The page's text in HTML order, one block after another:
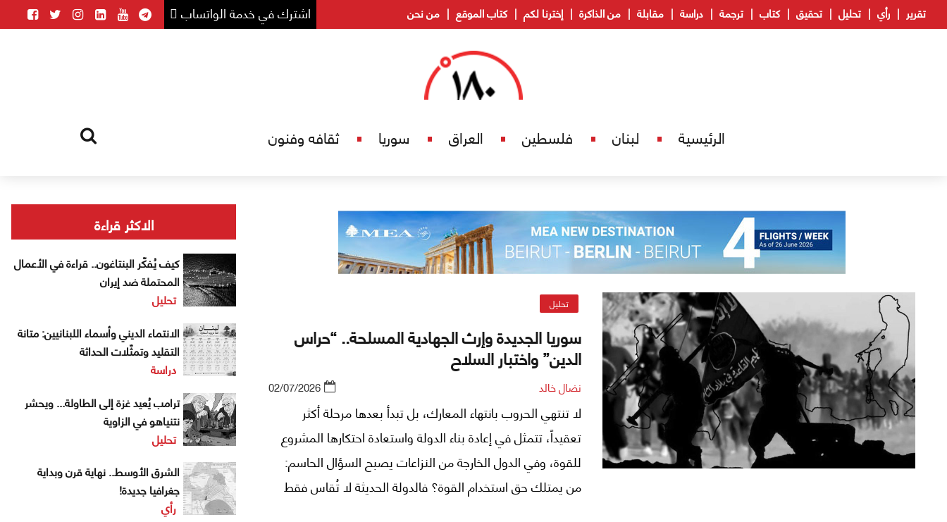
اشترك في خدمة الواتساب تقرير رأي تحليل تحقيق كتاب ترجمة دراسة مقابلة من الذاكرة إخترنا لكم كتاب الموقع من نحن
الرئيسية لبنان فلسطين العراق سوريا ثقافه وفنون
تحليل
سوريا الجديدة وإرث الجهادية المسلحة.. “حراس
الدين” واختبار السلاح
نضال خالد 02/07/2026
لا تنتهي الحروب بانتهاء المعارك، بل تبدأ بعدها مرحلة أكثر
تعقيداً، تتمثل في إعادة بناء الدولة واستعادة احتكارها المشروع
للقوة، وفي الدول الخارجة من النزاعات يصبح السؤال الحاسم:
من يمتلك حق استخدام القوة؟ فالدولة الحديثة لا تُقاس فقط
الاكثر قراءة
كيف يُفكّر البنتاغون.. قراءة في الأعمال
المحتملة ضد إيران
تحليل
الانتماء الديني وأسماء اللبنانيين: متانة
التقليد وتمثّلات الحداثة
دراسة
ترامب يُعيد غزة إلى الطاولة... ويحشر
نتنياهو في الزاوية
تحليل
الشرق الأوسط.. نهاية قرن وبداية
جغرافيا جديدة!
رأي